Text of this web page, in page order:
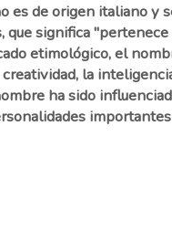
es de origen italiano y
que significa "pertenece
etimológico, el
la
ha sido